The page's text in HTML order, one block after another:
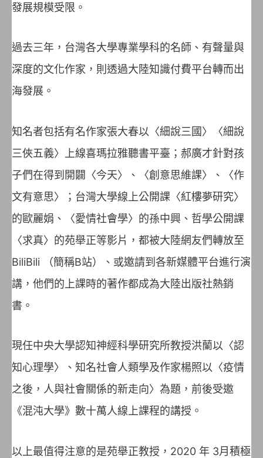
發展規模受限。
過去三年，台灣各大學專業學科的名師、有聲量與
深度的文化作家，則透過大陸知識付費平台轉而出
海發展。
知名者包括有名作家張大春以〈細說三國〉〈細說
三俠五義〉上線喜瑪拉雅聽書平臺；郝廣才針對孩
子們在得到開闢〈今天〉、〈創意思維課〉、〈作
文有意思〉；台灣大學線上公開課〈紅樓夢研究〉
的歐麗娟、〈愛情社會學〉的孫中興、哲學公開課
〈求真〉的苑舉正等影片，都被大陸網友們轉放至
BiliBili （簡稱B站）、或邀請到各新媒體平台進行演
講，他們的上課時的著作都成為大陸出版社熱銷
書。
現任中央大學認知神經科學研究所教授洪蘭以〈認
知心理學〉、知名社會人類學及作家楊照以〈疫情
之後，人與社會關係的新走向〉為題，前後受邀
《混沌大學》數十萬人線上課程的講授。
以上最值得注意的是苑舉正教授，2020 年 3月積極